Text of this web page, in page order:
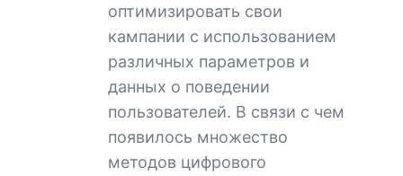
оптимизировать свои
кампании с использованием
различных параметров и
данных о поведении
пользователей. В связи с чем
появилось множество
методов цифрового